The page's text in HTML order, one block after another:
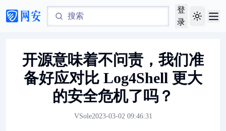
登
录
Toggle
开源意味着不问责，我们准
备好应对比 Log4Shell 更大
的安全危机了吗？
VSole2023-03-02 09:46:31